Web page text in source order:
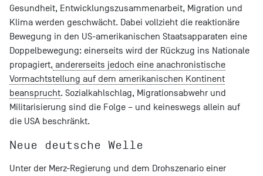
Gesundheit, Entwicklungszusammenarbeit, Migration und
Klima werden geschwächt. Dabei vollzieht die reaktionäre
Bewegung in den US-amerikanischen Staatsapparaten eine
Doppelbewegung: einerseits wird der Rückzug ins Nationale
propagiert, andererseits jedoch eine anachronistische
Vormachtstellung auf dem amerikanischen Kontinent
beansprucht. Sozialkahlschlag, Migrationsabwehr und
Militarisierung sind die Folge – und keineswegs allein auf
die USA beschränkt.
Neue deutsche Welle
Unter der Merz-Regierung und dem Drohszenario einer